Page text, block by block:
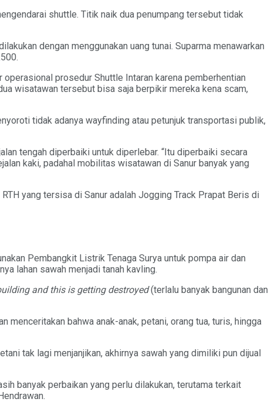
shuttle. Titik naik dua penumpang tersebut tidak
dengan menggunakan uang tunai. Suparma menawarkan
prosedur Shuttle Intaran karena pemberhentian
wisatawan tersebut bisa saja berpikir mereka kena scam,
tidak adanya wayfinding atau petunjuk transportasi publik,
tengah diperbaiki untuk diperlebar. “Itu diperbaiki secara
kaki, padahal mobilitas wisatawan di Sanur banyak yang
yang tersisa di Sanur adalah Jogging Track Prapat Beris di
Pembangkit Listrik Tenaga Surya untuk pompa air dan
lahan sawah menjadi tanah kavling.
and this is getting destroyed(terlalu banyak bangunan dan
menceritakan bahwa anak-anak, petani, orang tua, turis, hingga
tak lagi menjanjikan, akhirnya sawah yang dimiliki pun dijual
banyak perbaikan yang perlu dilakukan, terutama terkait